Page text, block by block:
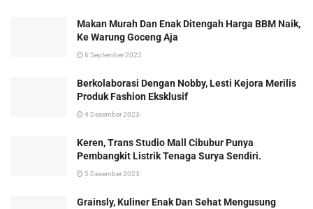
Makan Murah Dan Enak Ditengah Harga BBM Naik,
Ke Warung Goceng Aja
6 September 2022
Berkolaborasi Dengan Nobby, Lesti Kejora Merilis
Produk Fashion Eksklusif
4 Desember 2023
Keren, Trans Studio Mall Cibubur Punya
Pembangkit Listrik Tenaga Surya Sendiri.
5 Desember 2023
Grainsly, Kuliner Enak Dan Sehat Mengusung